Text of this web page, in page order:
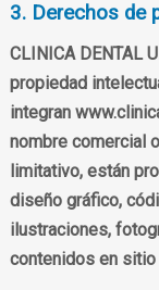
3. Derechos de
CLINICA DENTAL
propiedad
integran
nombre comercial
limitativo, están
diseño gráfico,
ilustraciones,
contenidos en sitio